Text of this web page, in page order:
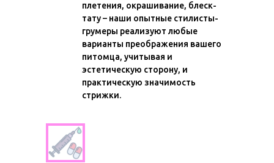
плетения, окрашивание, блеск-
тату – наши опытные стилисты-
грумеры реализуют любые
варианты преображения вашего
питомца, учитывая и
эстетическую сторону, и
практическую значимость
стрижки.